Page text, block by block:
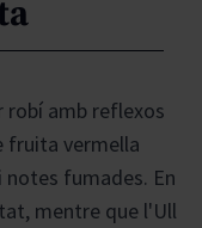
robí amb reflexos
fruita vermella
fumades. En
mentre que l'Ull